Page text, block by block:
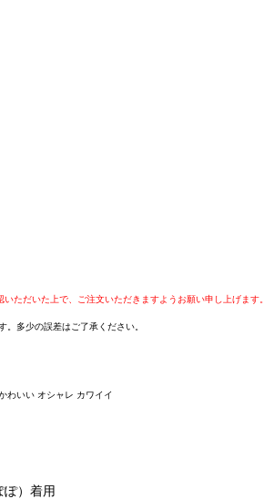
ただいた上で、ご注文いただきますようお願い申し上げます。
多少の誤差はご了承ください。
わいい オシャレ カワイイ